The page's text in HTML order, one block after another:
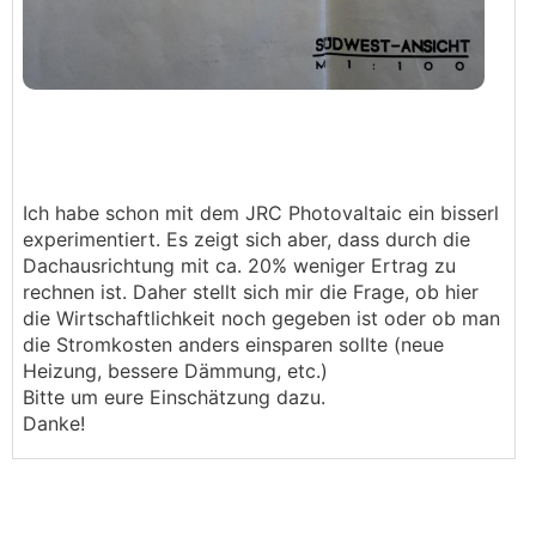
Ich habe schon mit dem JRC Photovaltaic ein bisserl
experimentiert. Es zeigt sich aber, dass durch die
Dachausrichtung mit ca. 20% weniger Ertrag zu
rechnen ist. Daher stellt sich mir die Frage, ob hier
die Wirtschaftlichkeit noch gegeben ist oder ob man
die Stromkosten anders einsparen sollte (neue
Heizung, bessere Dämmung, etc.)
Bitte um eure Einschätzung dazu.
Danke!